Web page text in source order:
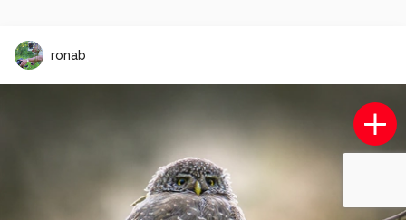
ronab